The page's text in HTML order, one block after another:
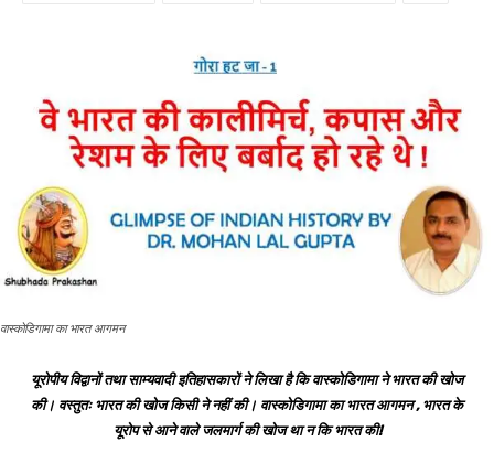
वास्कोडिगामा का भारत आगमन
यूरोपीय विद्वानों तथा साम्यवादी इतिहासकारों ने लिखा है कि वास्कोडिगामा ने भारत की खोज
की। वस्तुतः भारत की खोज किसी ने नहीं की। वास्कोडिगामा का भारत आगमन , भारत के
यूरोप से आने वाले जलमार्ग की खोज था न कि भारत की!